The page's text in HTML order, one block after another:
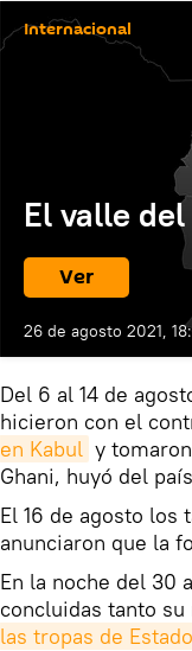
Internacional
El valle
Ver
26 de agosto 2021,
Del 6 al 14 de
hicieron con el
en Kabul y
Ghani, huyó del
El 16 de agosto los
anunciaron que la
En la noche del 30
concluidas tanto
las tropas de